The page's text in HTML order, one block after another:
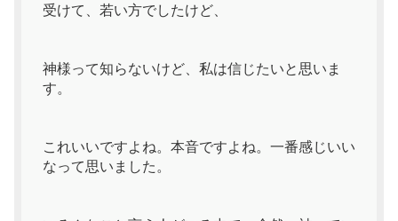
受けて、若い方でしたけど、
神様って知らないけど、私は信じたいと思いま
す。
これいいですよね。本音ですよね。一番感じいい
なって思いました。